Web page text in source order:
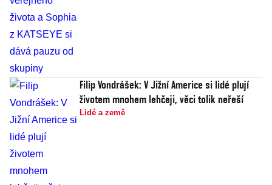
Filip Vondrášek: V Jižní Americe si lidé plují
životem mnohem lehčeji, věci tolik neřeší
Lidé a země